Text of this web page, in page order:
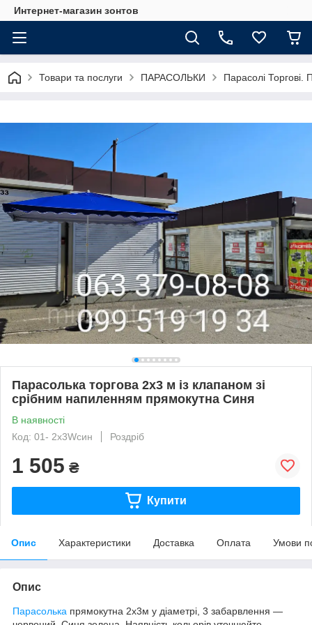
Интернет-магазин зонтов
Товари та послуги ПАРАСОЛЬКИ Парасолі Торгові.
Парасолька торгова 2х3 м із клапаном зі
срібним напиленням прямокутна Синя
В наявності
Код: 01- 2x3Wсин
Роздріб
1 505 ₴
Купити
Опис Характеристики Доставка Оплата Умови
Опис
Парасолька прямокутна 2х3м у діаметрі, 3 забарвлення —